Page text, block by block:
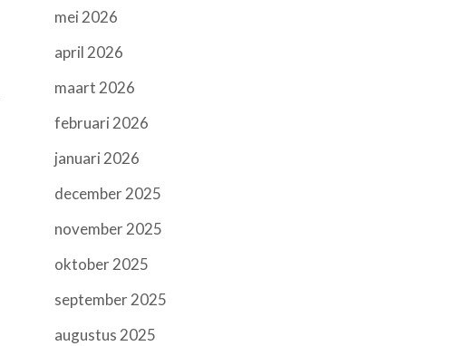
mei 2026
april 2026
maart 2026
februari 2026
januari 2026
december 2025
november 2025
oktober 2025
september 2025
augustus 2025